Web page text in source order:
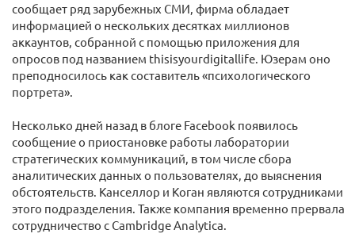
сообщает ряд зарубежных СМИ, фирма обладает
информацией о нескольких десятках миллионов
аккаунтов, собранной с помощью приложения для
опросов под названием thisisyourdigitallife. Юзерам оно
преподносилось как составитель «психологического
портрета».
Несколько дней назад в блоге Facebook появилось
сообщение о приостановке работы лаборатории
стратегических коммуникаций, в том числе сбора
аналитических данных о пользователях, до выяснения
обстоятельств. Канселлор и Коган являются сотрудниками
этого подразделения. Также компания временно прервала
сотрудничество с Cambridge Analytica.